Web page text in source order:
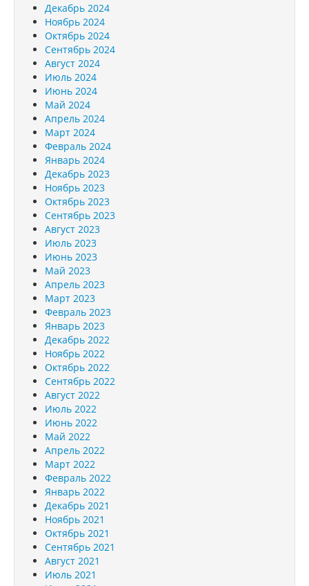
Декабрь 2024
Ноябрь 2024
Октябрь 2024
Сентябрь 2024
Август 2024
Июль 2024
Июнь 2024
Май 2024
Апрель 2024
Март 2024
Февраль 2024
Январь 2024
Декабрь 2023
Ноябрь 2023
Октябрь 2023
Сентябрь 2023
Август 2023
Июль 2023
Июнь 2023
Май 2023
Апрель 2023
Март 2023
Февраль 2023
Январь 2023
Декабрь 2022
Ноябрь 2022
Октябрь 2022
Сентябрь 2022
Август 2022
Июль 2022
Июнь 2022
Май 2022
Апрель 2022
Март 2022
Февраль 2022
Январь 2022
Декабрь 2021
Ноябрь 2021
Октябрь 2021
Сентябрь 2021
Август 2021
Июль 2021